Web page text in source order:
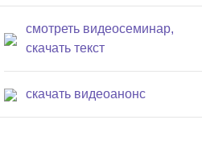
смотреть видеосеминар,
скачать текст
скачать видеоанонс